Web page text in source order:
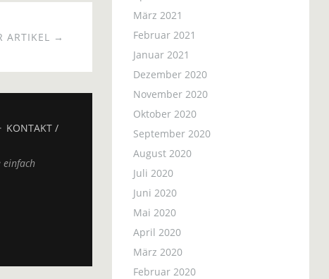
ARTIKEL →
KONTAKT /
einfach
März 2021
Februar 2021
Januar 2021
Dezember 2020
November 2020
Oktober 2020
September 2020
August 2020
Juli 2020
Juni 2020
Mai 2020
April 2020
März 2020
Februar 2020